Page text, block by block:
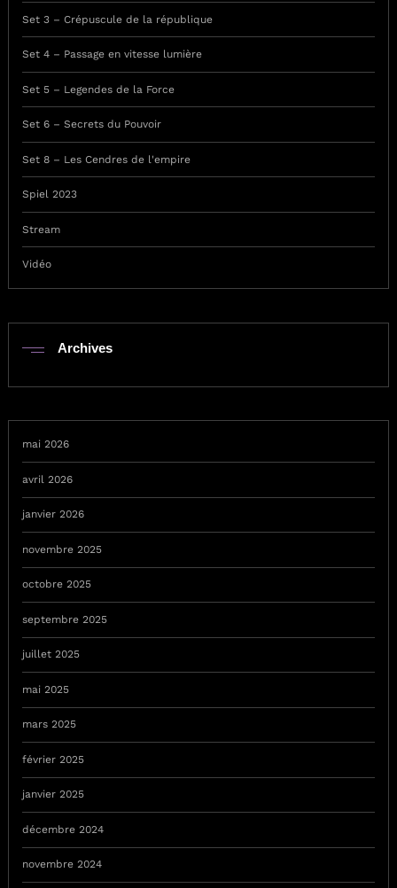
Set 3 – Crépuscule de la république
Set 4 – Passage en vitesse lumière
Set 5 – Legendes de la Force
Set 6 – Secrets du Pouvoir
Set 8 – Les Cendres de l'empire
Spiel 2023
Stream
Vidéo
Archives
mai 2026
avril 2026
janvier 2026
novembre 2025
octobre 2025
septembre 2025
juillet 2025
mai 2025
mars 2025
février 2025
janvier 2025
décembre 2024
novembre 2024